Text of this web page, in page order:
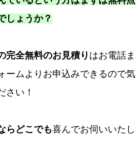
しょうか？
完全無料のお見積り はお電話ま
ームよりお申込みできるので気
さい！
らどこでも喜んでお伺いいたし